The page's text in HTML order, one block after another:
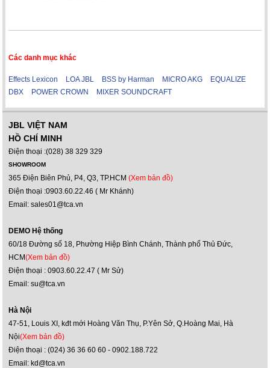
Các danh mục khác
Effects Lexicon LOA JBL BSS by Harman MICRO AKG
EQUALIZE
DBX
POWER CROWN MIXER SOUNDCRAFT
JBL VIỆT NAM
HỒ CHÍ MINH
Điện thoại :(028) 38 329 329
SHOWROOM
365 Điện Biên Phủ, P4, Q3, TP.HCM(Xem bản đồ)
Điện thoại :0903.60.22.46 ( Mr Khánh)
Email: sales01@tca.vn
DEMO Hệ thống
60/18 Đường số 18, Phường Hiệp Bình Chánh, Thành phố Thủ Đức,
HCM(Xem bản đồ)
Điện thoại : 0903.60.22.47 ( Mr Sử)
Email: su@tca.vn
Hà Nội
47-51, Louis XI, kđt mới Hoàng Văn Thụ, P.Yên Sở, Q.Hoàng Mai, Hà
Nội(Xem bản đồ)
Điện thoại : (024) 36 36 60 60 - 0902.188.722
Email: kd@tca.vn